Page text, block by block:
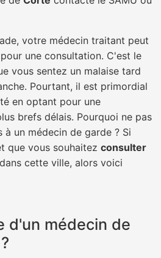
votre médecin traitant peut
une consultation. C'est le
vous sentez un malaise tard
Pourtant, il est primordial
en optant pour une
brefs délais. Pourquoi ne pas
un médecin de garde ? Si
que vous souhaitez consulter
dans cette ville, alors voici
d'un médecin de